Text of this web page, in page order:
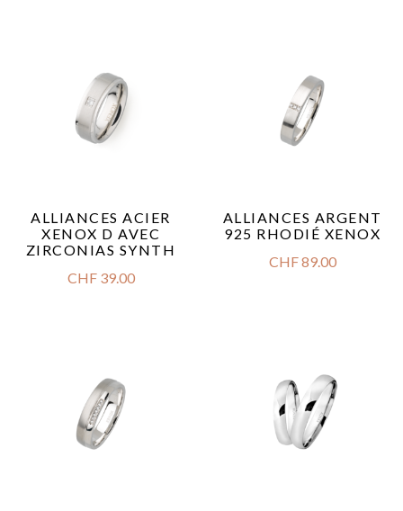
ALLIANCES ACIER
XENOX D AVEC
ZIRCONIAS SYNTH
CHF39.00
ALLIANCES ARGENT
925 RHODIÉ XENOX
CHF89.00